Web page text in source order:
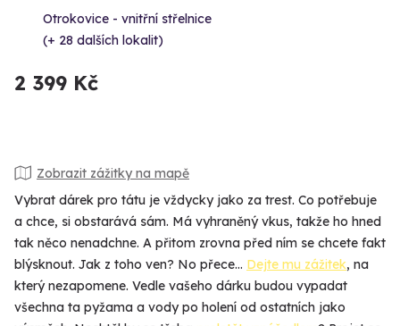
Otrokovice - vnitřní střelnice
(+ 28 dalších lokalit)
2 399 Kč
Zobrazit zážitky na mapě
Vybrat dárek pro tátu je vždycky jako za trest. Co potřebuje
a chce, si obstarává sám. Má vyhraněný vkus, takže ho hned
tak něco nenadchne. A přitom zrovna před ním se chcete fakt
blýsknout. Jak z toho ven? No přece… Dejte mu zážitek, na
který nezapomene. Vedle vašeho dárku budou vypadat
všechna ta pyžama a vody po holení od ostatních jako